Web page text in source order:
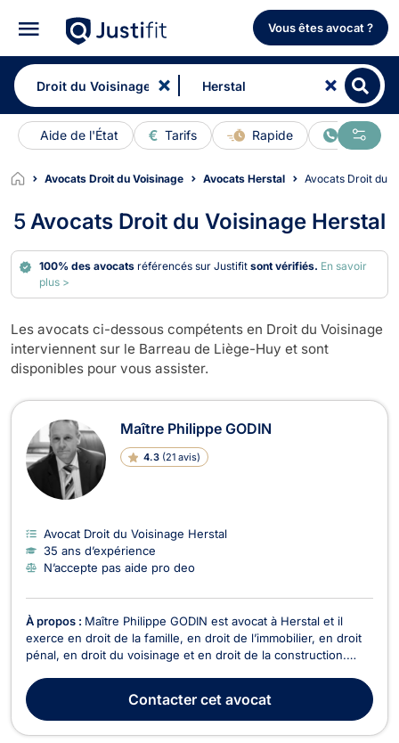
Vous êtes avocat ?
Aide de l'État Tarifs Rapide En ligne
Avocats Droit du Voisinage Avocats Herstal Avocats Droit du
5Avocats Droit du Voisinage Herstal
100% des avocats référencés sur Justifitsont vérifiés. En savoir
plus >
Les avocats ci-dessous compétents en Droit du Voisinage
interviennent sur le Barreau de Liège-Huy et sont
disponibles pour vous assister.
Avocats en Droit du Voisinage à
Maître Philippe GODIN
4.3 (21 avis)
Avocat Droit du Voisinage Herstal
35 ans d’expérience
N’accepte pas aide pro deo
À propos : Maître Philippe GODIN est avocat à Herstal et il
exerce en droit de la famille, en droit de l’immobilier, en droit
pénal, en droit du voisinage et en droit de la construction.
cadre des divorces contentieux ou à l’amiable et en matière de
cohabitation légale ou...Contactercet avocat